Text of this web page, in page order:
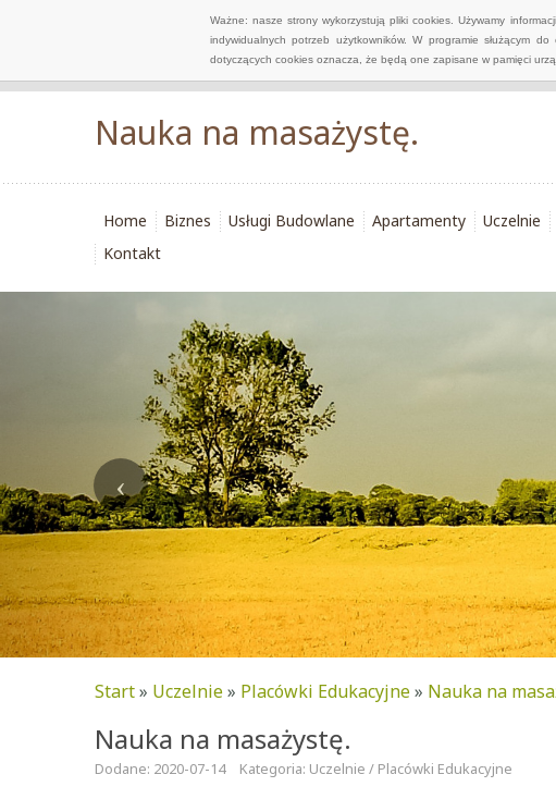
Ważne: nasze strony wykorzystują pliki cookies. Używamy
indywidualnych potrzeb użytkowników. W programie służącym
dotyczących cookies oznacza, że będą one zapisane w pamięci
Nauka na masażystę.
Home Biznes Usługi Budowlane Apartamenty Uczelnie
Kontakt
Start» Uczelnie» Placówki Edukacyjne» Nauka na
Nauka na masażystę.
Dodane: 2020-07-14 Kategoria: Uczelnie / Placówki Edukacyjne